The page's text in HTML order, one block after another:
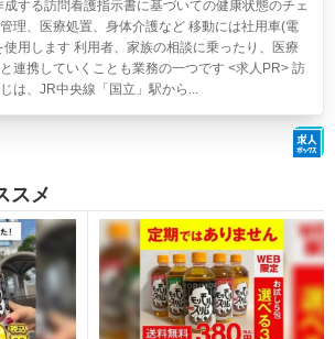
する訪問看護指示書に基づいての健康状態のチェ
理、医療処置、身体介護など 移動には社用車(電
用します 利用者、家族の相談に乗ったり、医療
連携していくことも業務の一つです <求人PR> 訪
は、JR中央線「国立」駅から...
スメ